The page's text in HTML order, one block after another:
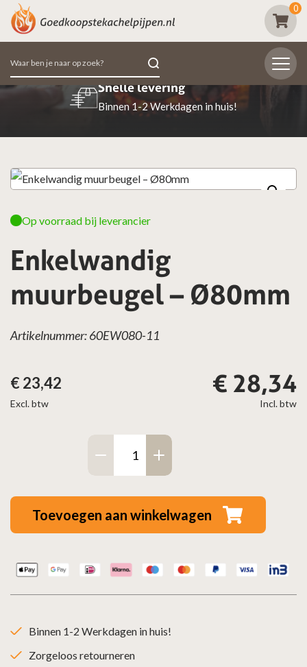
0
Zoeken
naar:
Snelle levering
Binnen 1-2 Werkdagen in huis!
Enkelwandig
muurbeugel – Ø80mm
Op voorraad bij leverancier
Incl. btw
€ 28,34
Excl. btw
€23,42
Artikelnummer: 60EW080-11
muurbeugel
Toevoegen aan winkelwagen
Binnen 1-2 Werkdagen in huis!
Zorgeloos retourneren